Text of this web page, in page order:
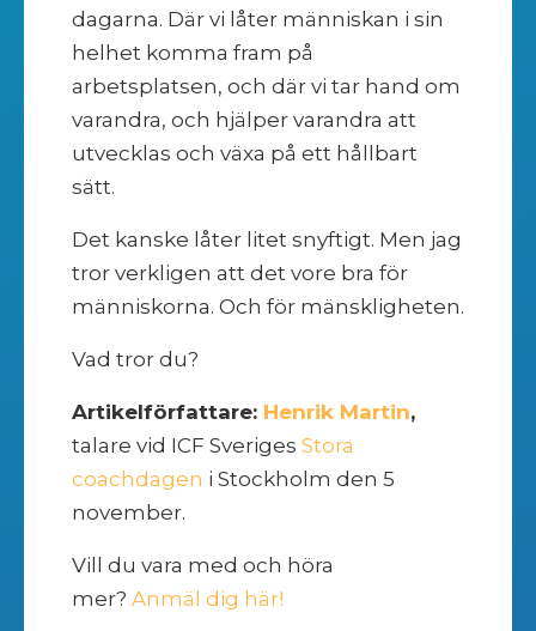
dagarna. Där vi låter människan i sin
helhet komma fram på
arbetsplatsen, och där vi tar hand om
varandra, och hjälper varandra att
utvecklas och växa på ett hållbart
sätt.
Det kanske låter litet snyftigt. Men jag
tror verkligen att det vore bra för
människorna. Och för mänskligheten.
Vad tror du?
Artikelförfattare: Henrik Martin,
talare vid ICF Sveriges Stora
coachdagen i Stockholm den 5
november.
Vill du vara med och höra
mer? Anmäl dig här!